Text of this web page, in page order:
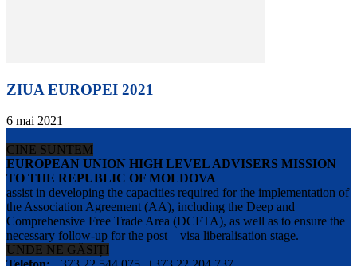
ZIUA EUROPEI 2021
6 mai 2021
CINE SUNTEM
EUROPEAN UNION HIGH LEVEL ADVISERS MISSION
TO THE REPUBLIC OF MOLDOVA
assist in developing the capacities required for the implementation of
the Association Agreement (AA), including the Deep and
Comprehensive Free Trade Area (DCFTA), as well as to ensure the
necessary follow-up for the post – visa liberalisation stage.
UNDE NE GĂSIȚI